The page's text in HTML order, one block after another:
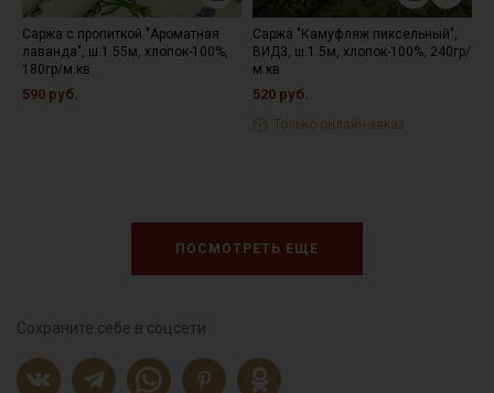
Саржа с пропиткой "Ароматная
лаванда", ш.1.55м, хлопок-100%,
180гр/м.кв
590 руб.
Саржа "Камуфляж пиксельный",
ВИД3, ш.1.5м, хлопок-100%, 240гр/
м.кв
520 руб.
Только онлайн-заказ
ПОСМОТРЕТЬ ЕЩЕ
Сохраните себе в соцсети